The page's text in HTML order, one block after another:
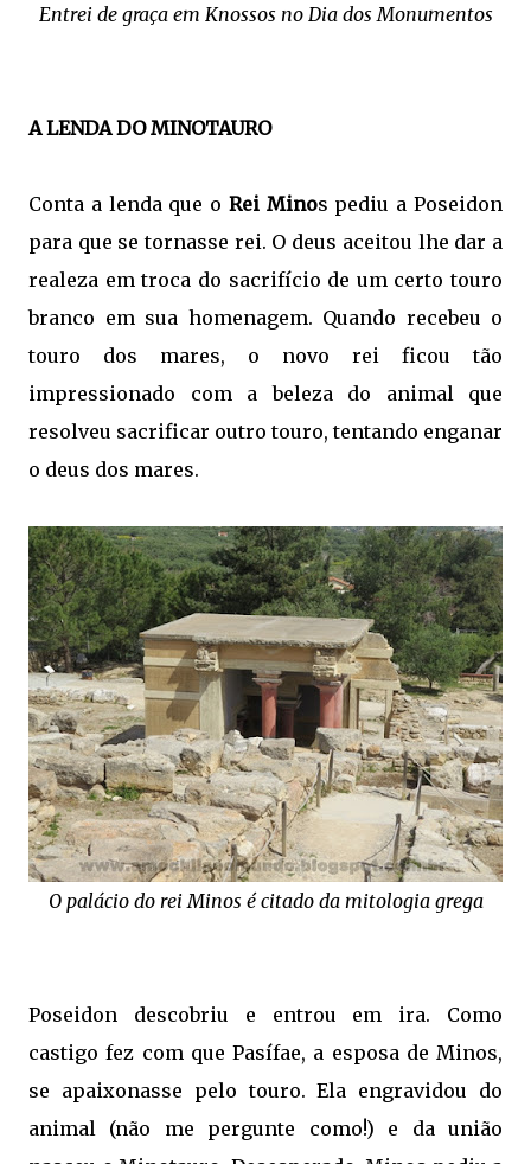
Entrei de graça em Knossos no Dia dos Monumentos
A LENDA DO MINOTAURO
Conta a lenda que o Rei Minos pediu a Poseidon
para que se tornasse rei. O deus aceitou lhe dar a
realeza em troca do sacrifício de um certo touro
branco em sua homenagem. Quando recebeu o
touro dos mares, o novo rei ficou tão
impressionado com a beleza do animal que
resolveu sacrificar outro touro, tentando enganar
o deus dos mares.
O palácio do rei Minos é citado da mitologia grega
Poseidon descobriu e entrou em ira. Como
castigo fez com que Pasífae, a esposa de Minos,
se apaixonasse pelo touro. Ela engravidou do
animal (não me pergunte como!) e da união